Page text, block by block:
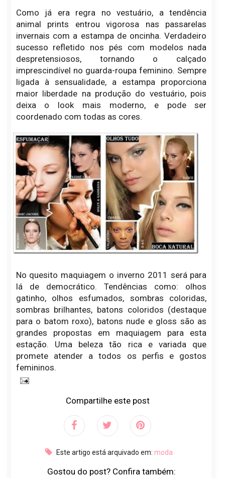
Como já era regra no vestuário, a tendência
animal prints entrou vigorosa nas passarelas
invernais com a estampa de oncinha. Verdadeiro
sucesso refletido nos pés com modelos nada
despretensiosos, tornando o calçado
imprescindível no guarda-roupa feminino. Sempre
ligada à sensualidade, a estampa proporciona
maior liberdade na produção do vestuário, pois
deixa o look mais moderno, e pode ser
coordenado com todas as cores.
No quesito maquiagem o inverno 2011 será para
lá de democrático. Tendências como: olhos
gatinho, olhos esfumados, sombras coloridas,
sombras brilhantes, batons coloridos (destaque
para o batom roxo), batons nude e gloss são as
grandes propostas em maquiagem para esta
estação. Uma beleza tão rica e variada que
promete atender a todos os perfis e gostos
femininos.
Compartilhe este post
Este artigo está arquivado em: moda
Gostou do post? Confira também: